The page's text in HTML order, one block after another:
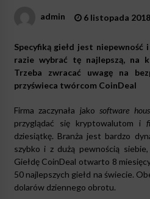
admin 6 listopada 2018
Specyfiką giełd jest
razie wybrać tę najlepszą, na
Trzeba zwracać uwagę na
przyświeca twórcom CoinDeal
Firma zaczynała jakosoftware
przyglądać się kryptowalutom i
dziesiątkę. Branża jest bardzo
szybko i z dużą pewnością
Giełdę CoinDeal otwarto 8
50 najlepszych giełd na świecie.
dolarów dziennego obrotu.